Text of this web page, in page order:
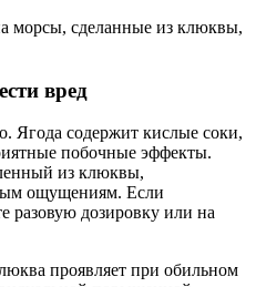
морсы, сделанные из клюквы,
вред
Ягода содержит кислые соки,
побочные эффекты.
из клюквы,
ощущениям. Если
разовую дозировку или на
проявляет при обильном